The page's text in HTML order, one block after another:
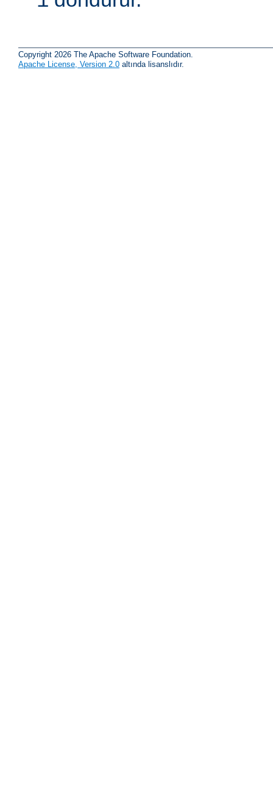
Copyright 2026 The Apache Software Foundation.
Apache License, Version 2.0 altında lisanslıdır.